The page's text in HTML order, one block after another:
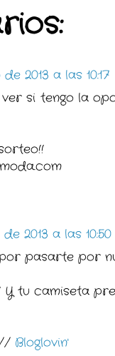
2013 a las 10:17
ver si tengo la
2013 a las 10:50
pasarte por
Y tu camiseta
Bloglovin'